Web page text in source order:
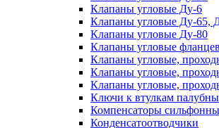
Клапаны угловые Ду-6
Клапаны угловые Ду-65,
Клапаны угловые Ду-80
Клапаны угловые
Клапаны угловые,
Клапаны угловые,
Клапаны угловые,
Ключи к втулкам
Компенсаторы
Конденсатоотводчики